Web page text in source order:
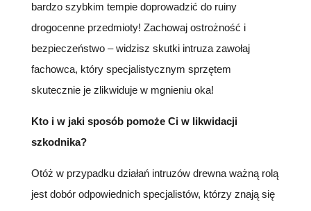
bardzo szybkim tempie doprowadzić do ruiny
drogocenne przedmioty! Zachowaj ostrożność i
bezpieczeństwo – widzisz skutki intruza zawołaj
fachowca, który specjalistycznym sprzętem
skutecznie je zlikwiduje w mgnieniu oka!
Kto i w jaki sposób pomoże Ci w likwidacji
szkodnika?
Otóż w przypadku działań intruzów drewna ważną rolą
jest dobór odpowiednich specjalistów, którzy znają się